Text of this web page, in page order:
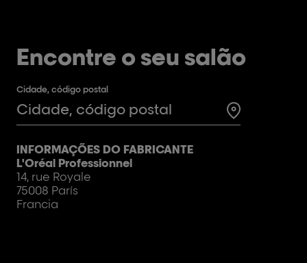
Encontre o seu salão
Cidade, código postal
Test
INFORMAÇÕES DO FABRICANTE
L'Oréal Professionnel
14, rue Royale
75008 París
Francia